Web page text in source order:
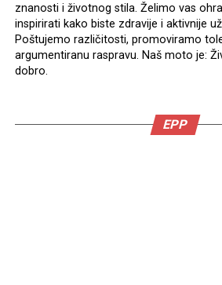
znanosti i životnog stila. Želimo vas
inspirirati kako biste zdravije i aktivnije
Poštujemo različitosti, promoviramo
argumentiranu raspravu. Naš moto je:
dobro.
EPP